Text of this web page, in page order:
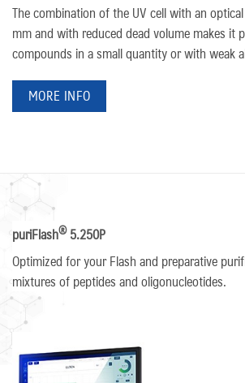
The combination of the UV cell with an
mm and with reduced dead volume makes it
compounds in a small quantity or with weak
MORE INFO
puriFlash®5.250P
Optimized for your Flash and preparative
mixtures of peptides and oligonucleotides.